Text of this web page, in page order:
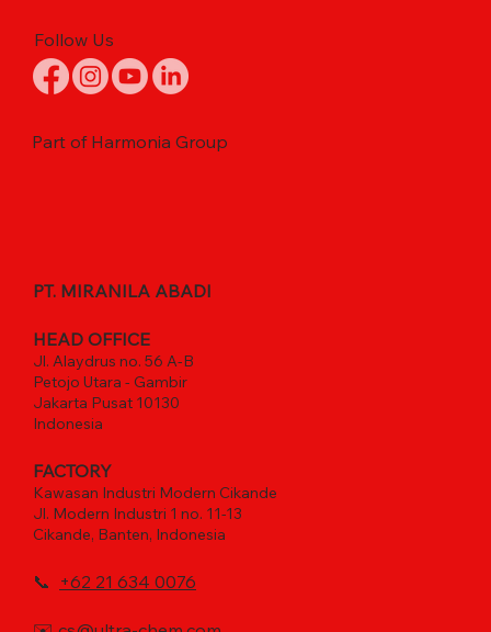
Follow Us
Part of Harmonia Group
PT. MIRANILA ABADI
HEAD OFFICE
Jl. Alaydrus no. 56 A-B
Petojo Utara - Gambir
Jakarta Pusat 10130
Indonesia
FACTORY
Kawasan Industri Modern Cikande
Jl. Modern Industri 1 no. 11-13
Cikande, Banten, Indonesia
📞 +62 21 634 0076